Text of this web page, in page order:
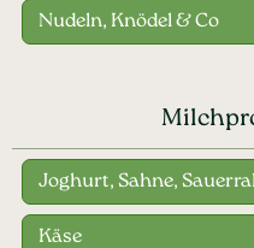
Nudeln, Knödel & Co
Joghurt, Sahne,
Käse